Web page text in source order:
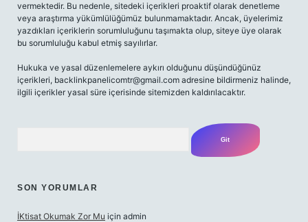
vermektedir. Bu nedenle, sitedeki içerikleri proaktif olarak denetleme
veya araştırma yükümlülüğümüz bulunmamaktadır. Ancak, üyelerimiz
yazdıkları içeriklerin sorumluluğunu taşımakta olup, siteye üye olarak
bu sorumluluğu kabul etmiş sayılırlar.
Hukuka ve yasal düzenlemelere aykırı olduğunu düşündüğünüz
içerikleri, backlinkpanelicomtr@gmail.com adresine bildirmeniz halinde,
ilgili içerikler yasal süre içerisinde sitemizden kaldırılacaktır.
SON YORUMLAR
İKtisat Okumak Zor Mu için admin